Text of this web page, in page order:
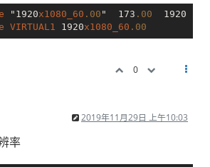
"1920x1080_60 .00 "  173 .00
1920
VIRTUAL1 1920x1080_60 .00
0
2019年11月29日 上午10:03
率